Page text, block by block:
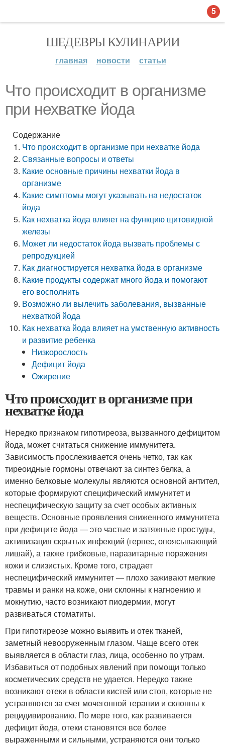
ШЕДЕВРЫ КУЛИНАРИИ
главная новости статьи
Что происходит в организме
при нехватке йода
Содержание
Что происходит в организме при нехватке йода
Связанные вопросы и ответы
Какие основные причины нехватки йода в
организме
Какие симптомы могут указывать на недостаток
йода
Как нехватка йода влияет на функцию щитовидной
железы
Может ли недостаток йода вызвать проблемы с
репродукцией
Как диагностируется нехватка йода в организме
Какие продукты содержат много йода и помогают
его восполнить
Возможно ли вылечить заболевания, вызванные
нехваткой йода
Как нехватка йода влияет на умственную активность
и развитие ребенка
Низкорослость
Дефицит йода
Ожирение
Что происходит в организме при
нехватке йода
Нередко признаком гипотиреоза, вызванного дефицитом
йода, может считаться снижение иммунитета.
Зависимость прослеживается очень четко, так как
тиреоидные гормоны отвечают за синтез белка, а
именно белковые молекулы являются основной антител,
которые формируют специфический иммунитет и
неспецифическую защиту за счет особых активных
веществ. Основные проявления сниженного иммунитета
при дефиците йода — это частые и затяжные простуды,
активизация скрытых инфекций (герпес, опоясывающий
лишай), а также грибковые, паразитарные поражения
кожи и слизистых. Кроме того, страдает
неспецифический иммунитет — плохо заживают мелкие
травмы и ранки на коже, они склонны к нагноению и
мокнутию, часто возникают пиодермии, могут
развиваться стоматиты.
При гипотиреозе можно выявить и отек тканей,
заметный невооруженным глазом. Чаще всего отек
выявляется в области глаз, лица, особенно по утрам.
Избавиться от подобных явлений при помощи только
косметических средств не удается. Нередко также
возникают отеки в области кистей или стоп, которые не
устраняются за счет мочегонной терапии и склонны к
рецидивированию. По мере того, как развивается
дефицит йода, отеки становятся все более
выраженными и сильными, устраняются они только
5